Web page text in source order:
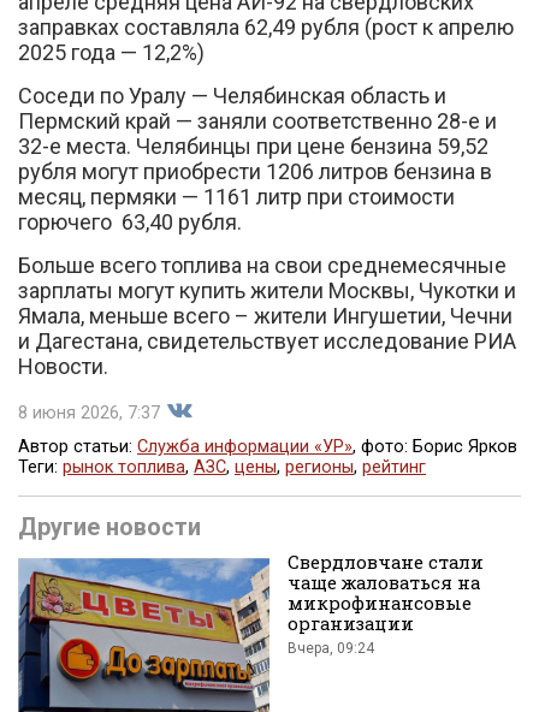
заправках составляла 62,49 рубля (рост к апрелю
2025 года — 12,2%)
Соседи по Уралу — Челябинская область и
Пермский край — заняли соответственно 28-е и
32-е места. Челябинцы при цене бензина 59,52
рубля могут приобрести 1206 литров бензина в
месяц, пермяки — 1161 литр при стоимости
горючего 63,40 рубля.
Больше всего топлива на свои среднемесячные
зарплаты могут купить жители Москвы, Чукотки и
Ямала, меньше всего – жители Ингушетии, Чечни
и Дагестана, свидетельствует исследование РИА
Новости.
8 июня 2026, 7:37
Поделиться
во
Автор статьи: Служба информации «УР», фото: Борис Ярков
Теги: рынок топлива, АЗС, цены, регионы, рейтинг
Другие новости
Свердловчане стали
чаще жаловаться на
микрофинансовые
организации
Вчера, 09:24